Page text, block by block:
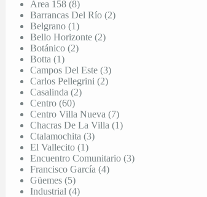
Área 158 (8)
Barrancas Del Río (2)
Belgrano (1)
Bello Horizonte (2)
Botánico (2)
Botta (1)
Campos Del Este (3)
Carlos Pellegrini (2)
Casalinda (2)
Centro (60)
Centro Villa Nueva (7)
Chacras De La Villa (1)
Ctalamochita (3)
El Vallecito (1)
Encuentro Comunitario (3)
Francisco García (4)
Güemes (5)
Industrial (4)